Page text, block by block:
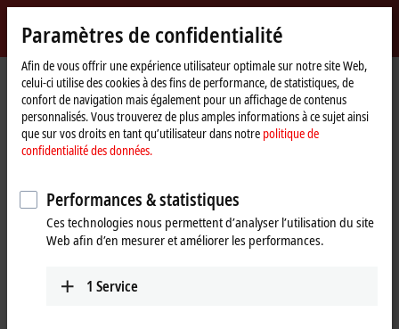
Beckhoff
-
New
Automation
Technology
myBeckhoff
Page
d'accueil
Entreprise Nouveautés SPS IPC Drives 2016 | Day 3
adaptons les paramètres de confidentialité tout en chargeant des
contenus tiers à partir de Vimeo. Veuillez vous référer ici à notre
politique de confidentialité des données.
Paramètres de confidentialité
Afin de vous offrir une expérience utilisateur optimale sur notre site Web,
celui-ci utilise des cookies à des fins de performance, de statistiques, de
confort de navigation mais également pour un affichage de contenus
personnalisés. Vous trouverez de plus amples informations à ce sujet ainsi
que sur vos droits en tant qu’utilisateur dans notre politique de
confidentialité des données.
Performances & statistiques
Ces technologies nous permettent d’analyser l’utilisation du site
Web afin d’en mesurer et améliorer les performances.
1 Service